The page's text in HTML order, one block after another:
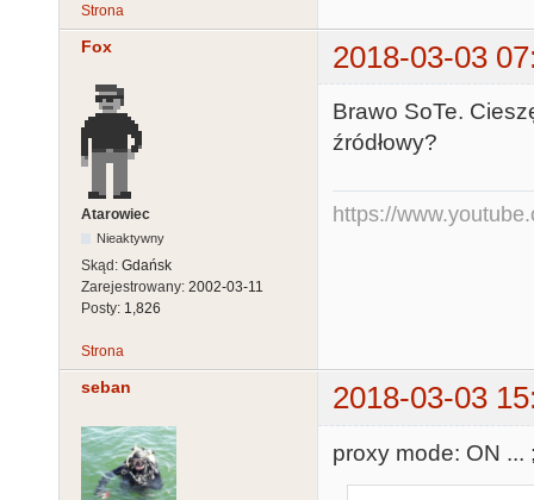
Strona
Fox 2018-03-03
Atarowiec
Nieaktywny
Skąd: Gdańsk
Zarejestrowany: 2002-03-11
Posty: 1,826
Brawo SoTe.
źródłowy?
https://
Strona
seban 2018-03-03
proxy mode: ON ...